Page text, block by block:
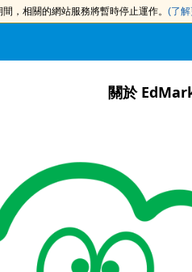
，相關的網站服務將暫時停止運作。 (了
關於